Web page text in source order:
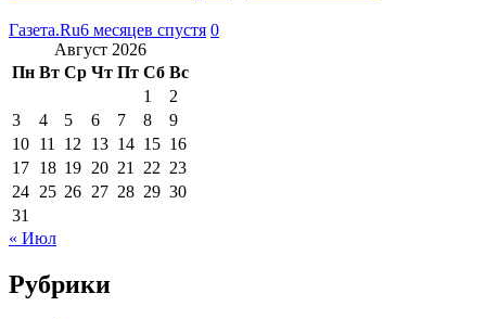
Газета.Ru6 месяцев спустя 0
Август 2026
Пн Вт Ср Чт Пт Сб Вс
1
2
3
4 5 6 7 8
9
10 11 12 13 14 15 16
17 18 19 20 21 22 23
24 25 26 27 28 29 30
31
« Июл
Рубрики